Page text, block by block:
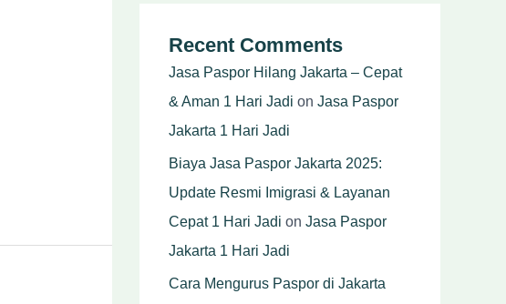
Recent Comments
Jasa Paspor Hilang Jakarta – Cepat
& Aman 1 Hari Jadi on Jasa Paspor
Jakarta 1 Hari Jadi
Biaya Jasa Paspor Jakarta 2025:
Update Resmi Imigrasi & Layanan
Cepat 1 Hari Jadi on Jasa Paspor
Jakarta 1 Hari Jadi
Cara Mengurus Paspor di Jakarta